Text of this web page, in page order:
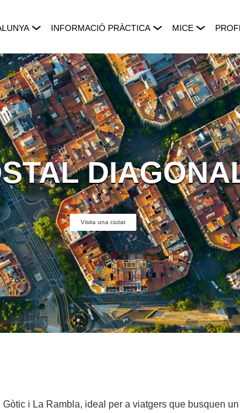
INFORMACIÓ PRÀCTICA MICE
Visita una ciutat
i La Rambla, ideal per a viatgers que busquen